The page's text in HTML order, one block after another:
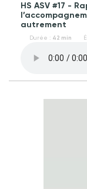
HS ASV #17 -
autrement
Durée : 42 min